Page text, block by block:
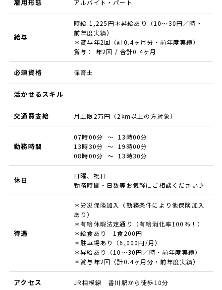
雇用形態 アルバイト・パート
給与
時給 1,225円＊昇給あり（10〜30円／時・
前年度実績）
＊賞与年2回（計0.4ヶ月分・前年度実績）
賞与： 年2回 / 合計0.4ヶ月
必須資格 保育士
活かせるスキル
交通費支給 月上限2万円（2km以上の方対象）
勤務時間
07時00分 ～ 13時00分
13時30分 ～ 19時00分
08時00分 ～ 13時30分
休日
日曜、祝日
勤務時間・日数等お気軽にご相談ください♪
待遇
＊労災保険加入（勤務条件により他保険加入
あり）
＊有給休暇法定通り（有給消化率100％！）
＊給食あり 1食200円
＊駐車場あり（6,000円/月）
＊昇給あり（10〜30円／時・前年度実績）
＊賞与年2回（計0.4ヶ月分・前年度実績）
アクセス JR相模線 香川駅から徒歩10分